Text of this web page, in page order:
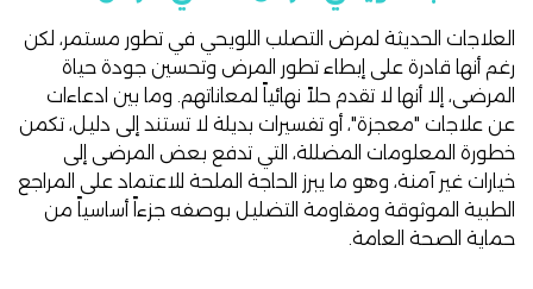
العلاجات الحديثة لمرض التصلب اللويحي في تطور مستمر، لكن
رغم أنها قادرة على إبطاء تطور المرض وتحسين جودة حياة
المرضى، إلا أنها لا تقدم حلاً نهائياً لمعاناتهم. وما بين ادعاءات
عن علاجات "معجزة"، أو تفسيرات بديلة لا تستند إلى دليل، تكمن
خطورة المعلومات المضللة، التي تدفع بعض المرضى إلى
خيارات غير آمنة، وهو ما يبرز الحاجة الملحة للاعتماد على المراجع
الطبية الموثوقة ومقاومة التضليل بوصفه جزءاً أساسياً من
حماية الصحة العامة.